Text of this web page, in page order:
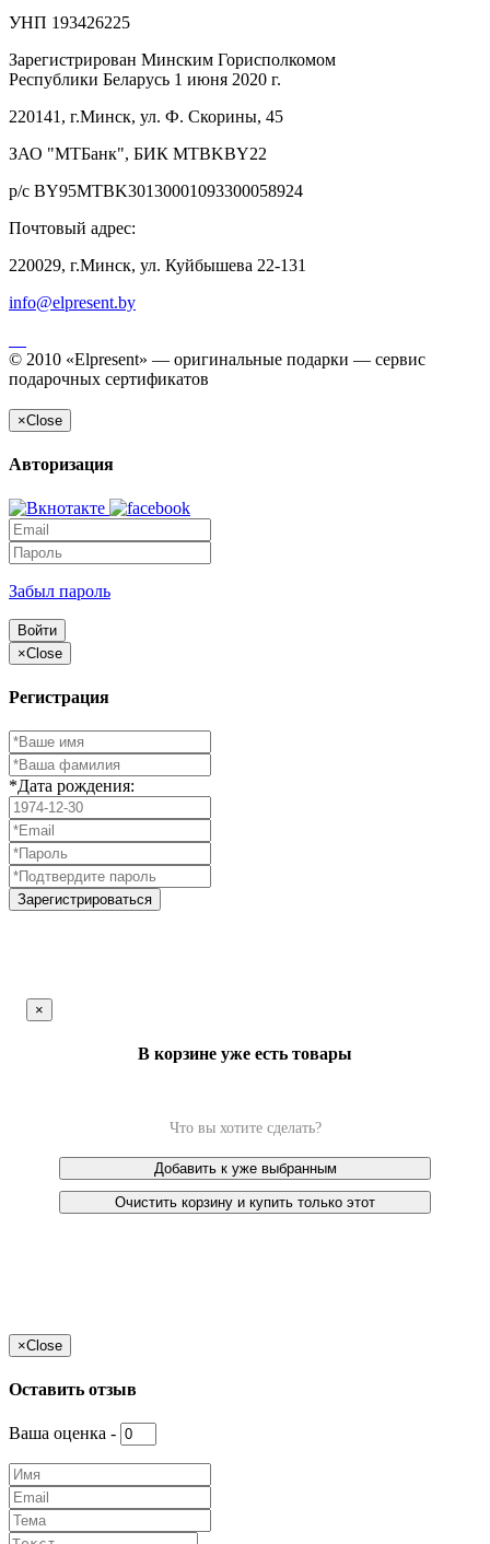
УНП 193426225
Зарегистрирован Минским Горисполкомом
Республики Беларусь 1 июня 2020 г.
220141, г.Минск, ул. Ф. Скорины, 45
ЗАО "МТБанк", БИК MTBKBY22
р/с BY95MTBK30130001093300058924
Почтовый адрес:
220029, г.Минск, ул. Куйбышева 22-131
info@elpresent.by
© 2010 «Elpresent» — оригинальные подарки — сервис
подарочных сертификатов
×Close
Авторизация
Забыл пароль
Войти
×Close
Регистрация
*Дата рождения:
Зарегистрироваться
×
В корзине уже есть товары
Что вы хотите сделать?
Добавить к уже выбранным
Очистить корзину и купить только этот
×Close
Оставить отзыв
Ваша оценка -